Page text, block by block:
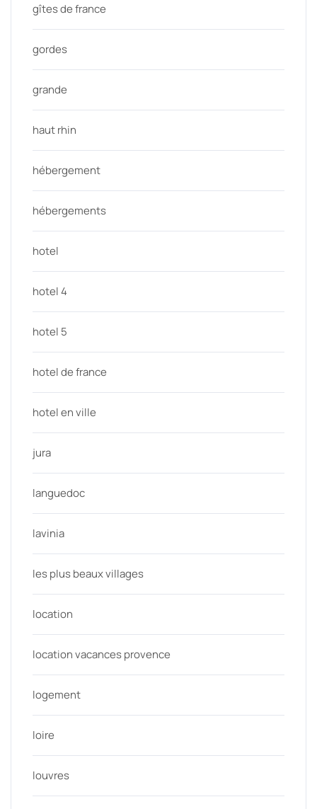
gîtes de france
gordes
grande
haut rhin
hébergement
hébergements
hotel
hotel 4
hotel 5
hotel de france
hotel en ville
jura
languedoc
lavinia
les plus beaux villages
location
location vacances provence
logement
loire
louvres